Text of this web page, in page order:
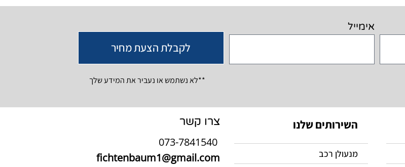
אימייל
לקבלת הצעת מחיר
**לא נשתמש או נעביר את המידע שלך
השירותים שלנו
מנעולן רכב
צרו קשר
fichtenbaum1@gmail.com